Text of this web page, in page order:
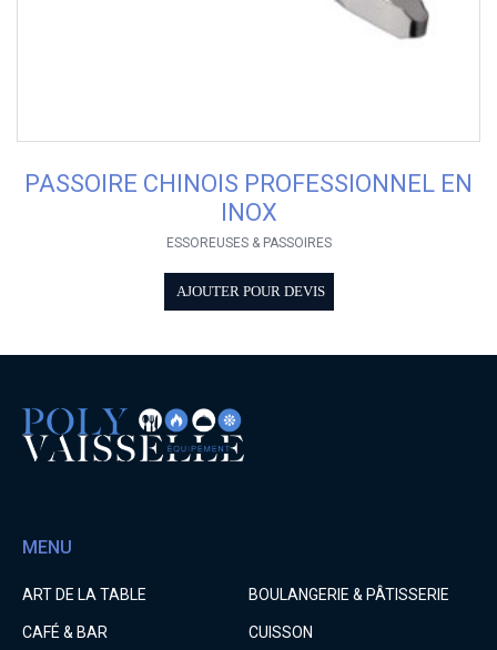
PASSOIRE CHINOIS PROFESSIONNEL EN
INOX
ESSOREUSES & PASSOIRES
AJOUTER POUR DEVIS
MENU
ART DE LA TABLE BOULANGERIE & PÂTISSERIE
CAFÉ & BAR CUISSON